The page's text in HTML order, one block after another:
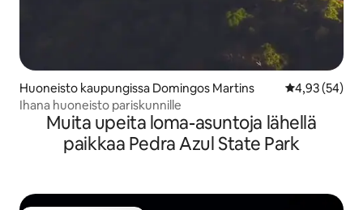
Huoneisto kaupungissa Domingos Martins
4,93 (54)
Ihana huoneisto pariskunnille
Muita upeita loma-asuntoja lähellä
paikkaa Pedra Azul State Park